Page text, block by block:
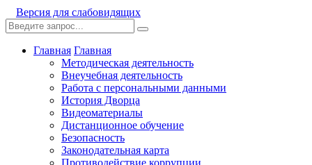
Версия для слабовидящих
Главная Главная
Методическая деятельность
Внеучебная деятельность
Работа с персональными данными
История Дворца
Видеоматериалы
Дистанционное обучение
Безопасность
Законодательная карта
Противодействие коррупции